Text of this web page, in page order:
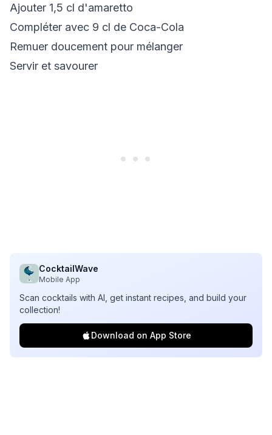
Ajouter 1,5 cl d'amaretto
Compléter avec 9 cl de Coca-Cola
Remuer doucement pour mélanger
Servir et savourer
CocktailWave
Mobile App
Scan cocktails with AI, get instant recipes, and build your
collection!
Download on App Store